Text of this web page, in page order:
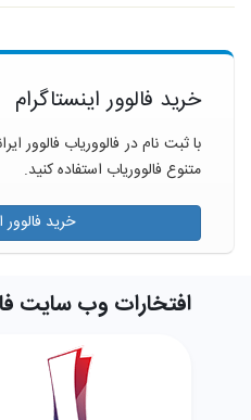
خرید فالوور اینستاگرام
با ثبت نام در فالووریاب فالوور
متنوع فالووریاب استفاده کنید.
خرید فالوور
افتخارات وب سایت